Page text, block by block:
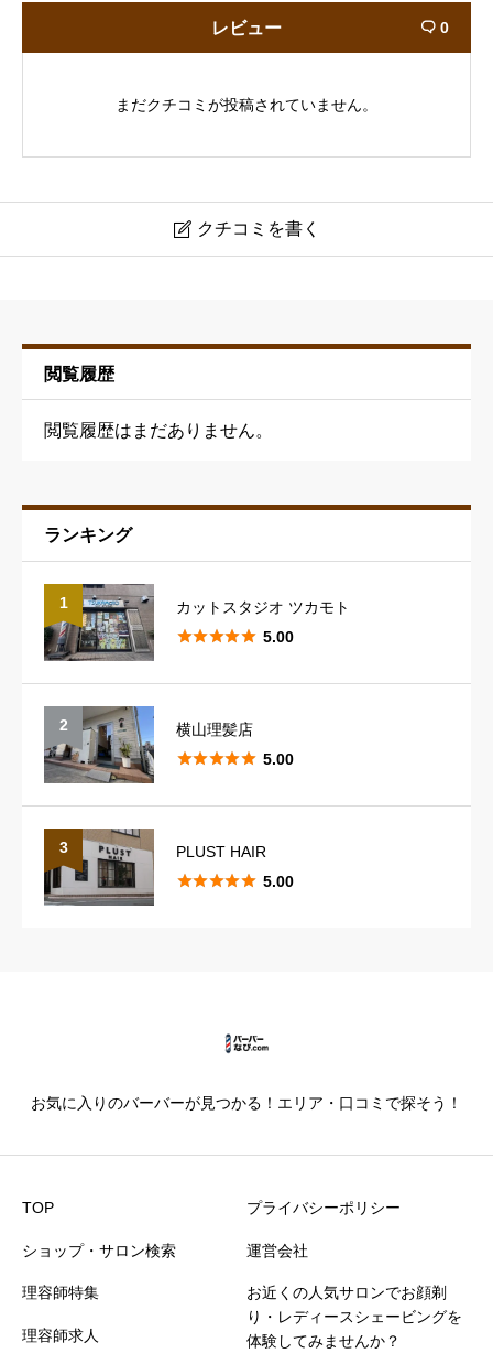
レビュー  0
まだクチコミが投稿されていません。
 クチコミを書く
予約の取りやすさ
星の数をお選びください  
星の数をお選びください  
スタイリングのレパートリー
星の数をお選びください  

仕上がり満足度 必須
価格満足度
 
閲覧履歴
閲覧履歴はまだありません。
ランキング
1
カットスタジオ ツカモト
 5.00
2
横山理髪店
 5.00
3
PLUST HAIR
 5.00
お気に入りのバーバーが見つかる！エリア・口コミで探そう！
TOP
ショップ・サロン検索
理容師特集
理容師求人
プライバシーポリシー
運営会社
お近くの人気サロンでお顔剃
り・レディースシェービングを
体験してみませんか？